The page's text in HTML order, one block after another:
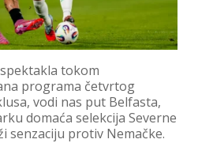
tokom
programa četvrtog
vodi nas put Belfasta,
domaća selekcija Severne
senzaciju protiv Nemačke.